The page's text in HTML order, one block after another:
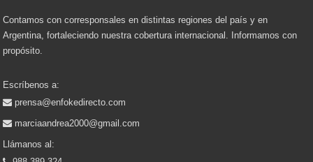
Contamos con corresponsales en distintas regiones del país y en
Argentina, fortaleciendo nuestra cobertura internacional. Informamos con
propósito.
Escríbenos a:
prensa@enfokedirecto.com
marciaandrea2000@gmail.com
Llámanos al: